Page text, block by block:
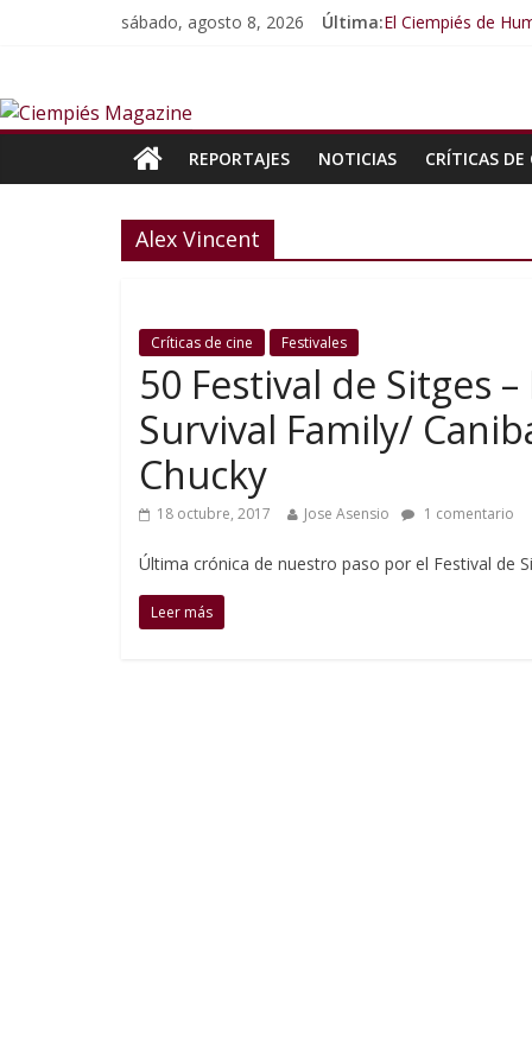
sábado, agosto 8, 2026 Última:El Ciempiés de
El Ciempiés de
REPORTAJES
NOTICIAS CRÍTICAS DE
Alex Vincent
Críticas de cine Festivales
50 Festival de Sitges
Survival Family/
Chucky
18 octubre, 2017 Jose Asensio 1 comentario
Última crónica de nuestro paso por el Festival de
Leer más